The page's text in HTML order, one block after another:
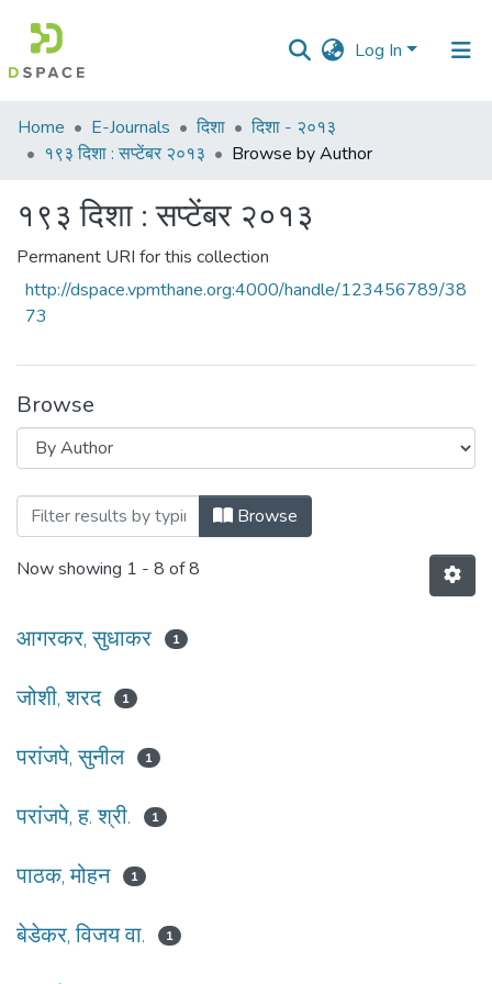
Log In
Communities
&
All of DSpace
Home E-Journals दिशा
दिशा - २०१३
१९३ दिशा : सप्टेंबर २०१३
Browse by Author
१९३ दिशा : सप्टेंबर २०१३
Permanent URI for this collection
http://dspace.vpmthane.org:4000/handle/123456789/38
73
Browse
Browsing १९३ दिशा : सप्टेंबर २०१३ by Author
Browse
Now showing 1 - 8 of 8
आगरकर, सुधाकर 1
जोशी, शरद 1
परांजपे, सुनील 1
परांजपे, ह. श्री. 1
पाठक, मोहन 1
बेडेकर, विजय वा. 1